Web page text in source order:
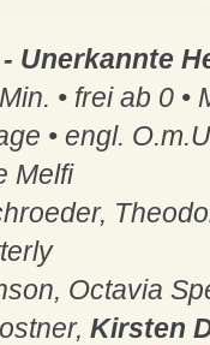
Unerkannte
• frei ab 0
• engl.
Melfi
Octavia
Kirsten